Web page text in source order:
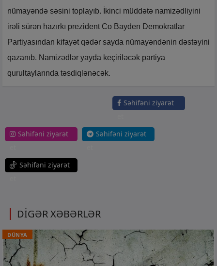
nümayəndə səsini toplayıb. İkinci müddətə namizədliyini
irəli sürən hazırkı prezident Co Bayden Demokratlar
Partiyasından kifayət qədər sayda nümayəndənin dəstəyini
qazanıb. Namizədlər yayda keçiriləcək partiya
qurultaylarında təsdiqlənəcək.
Səhifəni ziyarət
Səhifəni ziyarət
Səhifəni ziyarət
Səhifəni ziyarət
DİGƏR XƏBƏRLƏR
DÜNYA